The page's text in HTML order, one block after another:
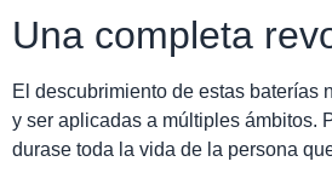
Una completa
El descubrimiento de estas baterías
y ser aplicadas a múltiples ámbitos.
durase toda la vida de la persona